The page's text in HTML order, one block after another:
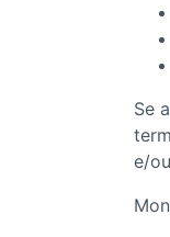
Se
e/